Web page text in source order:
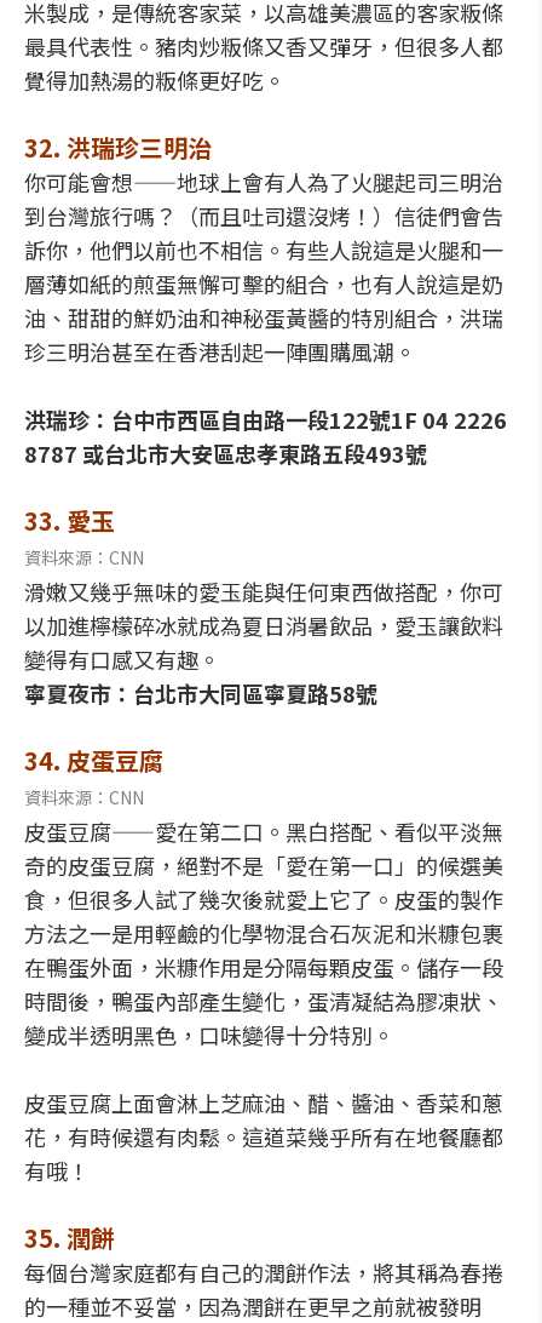
米製成，是傳統客家菜，以高雄美濃區的客家粄條
最具代表性。豬肉炒粄條又香又彈牙，但很多人都
覺得加熱湯的粄條更好吃。
32. 洪瑞珍三明治
你可能會想——地球上會有人為了火腿起司三明治
到台灣旅行嗎？（而且吐司還沒烤！）信徒們會告
訴你，他們以前也不相信。有些人說這是火腿和一
層薄如紙的煎蛋無懈可擊的組合，也有人說這是奶
油、甜甜的鮮奶油和神秘蛋黃醬的特別組合，洪瑞
珍三明治甚至在香港刮起一陣團購風潮。
洪瑞珍：台中市西區自由路一段122號1F 04 2226
8787 或台北市大安區忠孝東路五段493號
33. 愛玉
資料來源：CNN
滑嫩又幾乎無味的愛玉能與任何東西做搭配，你可
以加進檸檬碎冰就成為夏日消暑飲品，愛玉讓飲料
變得有口感又有趣。
寧夏夜市：台北市大同區寧夏路58號
34. 皮蛋豆腐
資料來源：CNN
皮蛋豆腐——愛在第二口。黑白搭配、看似平淡無
奇的皮蛋豆腐，絕對不是「愛在第一口」的候選美
食，但很多人試了幾次後就愛上它了。皮蛋的製作
方法之一是用輕鹼的化學物混合石灰泥和米糠包裹
在鴨蛋外面，米糠作用是分隔每顆皮蛋。儲存一段
時間後，鴨蛋內部產生變化，蛋清凝結為膠凍狀、
變成半透明黑色，口味變得十分特別。
皮蛋豆腐上面會淋上芝麻油、醋、醬油、香菜和蔥
花，有時候還有肉鬆。這道菜幾乎所有在地餐廳都
有哦！
35. 潤餅
每個台灣家庭都有自己的潤餅作法，將其稱為春捲
的一種並不妥當，因為潤餅在更早之前就被發明